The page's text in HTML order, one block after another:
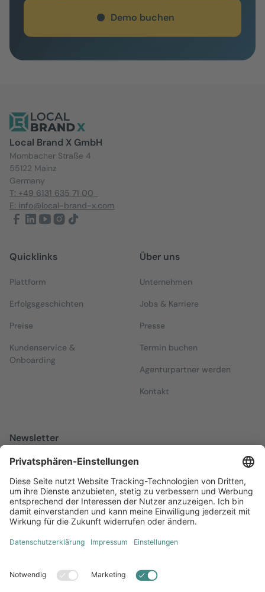
Demo buchen
Local Brand X GmbH
Mombacher Straße 4
55122 Mainz
Germany
T: +49 6131 635 71 00
E: info@local-brand-x.com
Quicklinks
Plattform
Erfolgsgeschichten
Preise
Kundenservice &
Onboarding
Über uns
Unternehmen
Jobs & Karriere
Presse
Termin buchen
Agenturpartner werden
Kontakt
Newsletter
Melden Sie sich zu unserem kostenfreien Newsletter an, der Sie
über alles Wissenswerte rund um Local Marketing auf dem
Laufenden hält.